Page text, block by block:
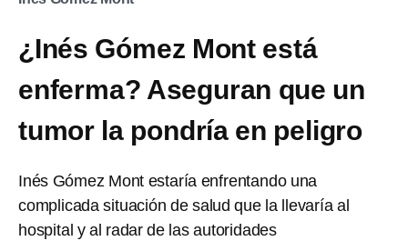
¿Inés Gómez Mont está
enferma? Aseguran que un
tumor la pondría en peligro
Inés Gómez Mont estaría enfrentando una
complicada situación de salud que la llevaría al
hospital y al radar de las autoridades